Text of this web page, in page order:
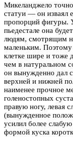
Микеланджело
статуи — он изваял
пропорций фигуры.
пьедестале она
людям, смотрящим на
маленьким. Поэтому
клетке шире и тоже
чем в натуральном
он вынужденно дал
верхней и нижней
наименее прочное
голеностопных
правую ногу, левая
(вынужденное
усилил более
формой куска